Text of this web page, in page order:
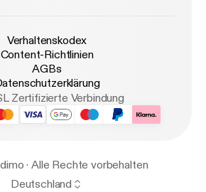
Verhaltenskodex
Content-Richtlinien
AGBs
Zertifizierte Verbindung
· Alle Rechte vorbehalten
Deutschland